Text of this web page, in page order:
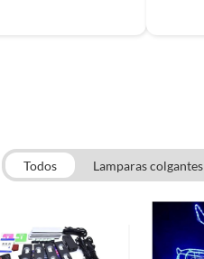
Todos Lamparas colgantes